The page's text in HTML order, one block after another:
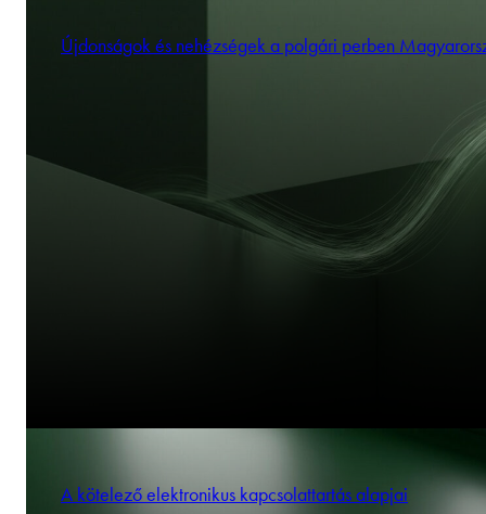
Újdonságok és nehézségek a polgári perben
A kötelező elektronikus kapcsolattartás alapjai